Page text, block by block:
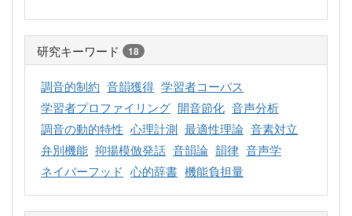
研究キーワード 18
調音的制約 音韻獲得 学習者コーパス
学習者プロファイリング 開音節化 音声分析
調音の動的特性 心理計測 最適性理論 音素対立
弁別機能 抑揚模倣発話 音韻論 韻律 音声学
ネイバーフッド 心的辞書 機能負担量